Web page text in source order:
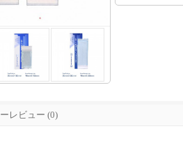
レビュー (0)